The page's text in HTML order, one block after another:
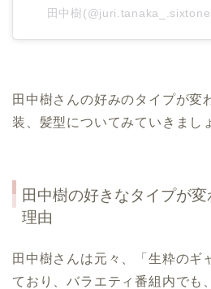
田中樹
田中樹さんの好みのタイプが変
装、髪型についてみていきまし
田中樹の好きなタイプが
理由
田中樹さんは元々、「生粋のギ
ており、バラエティ番組内でも